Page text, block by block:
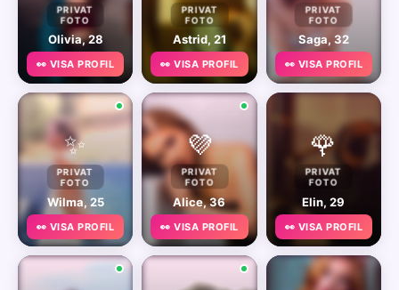
PRIVAT
FOTO
Olivia, 28
👀 VISA PROFIL
PRIVAT
FOTO
Astrid, 21
👀 VISA PROFIL
PRIVAT
FOTO
Saga, 32
👀 VISA PROFIL
✨
PRIVAT
FOTO
Wilma, 25
👀 VISA PROFIL
💜
PRIVAT
FOTO
Alice, 36
👀 VISA PROFIL
🌹
PRIVAT
FOTO
Elin, 29
👀 VISA PROFIL